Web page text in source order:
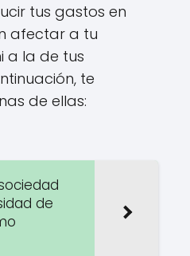
tus gastos en
afectar a tu
a la de tus
te
de ellas:
de